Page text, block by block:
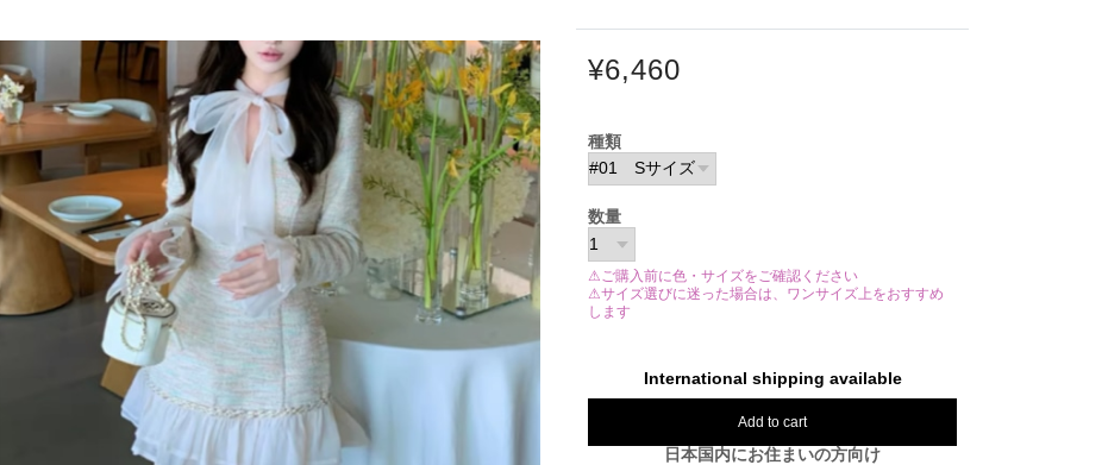
¥6,460
種類
数量
⚠ご購入前に色・サイズをご確認ください
⚠サイズ選びに迷った場合は、ワンサイズ上をおすすめ
します
International shipping available
Add to cart
日本国内にお住まいの方向け